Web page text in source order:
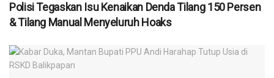
Polisi Tegaskan Isu Kenaikan Denda Tilang 150 Persen
& Tilang Manual Menyeluruh Hoaks